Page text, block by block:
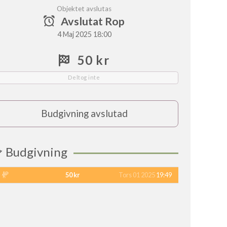
Objektet avslutas
Avslutat Rop
4 Maj 2025 18:00
50 kr
Deltog inte
Budgivning avslutad
Budgivning
50 kr Tors 01 202519:49